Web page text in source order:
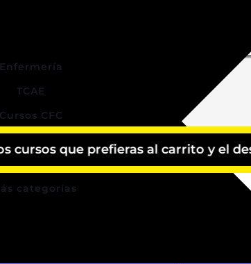
Enfermería
TCAE
Cursos CFC
de Cursos
categorías
al carrito y el descuento se